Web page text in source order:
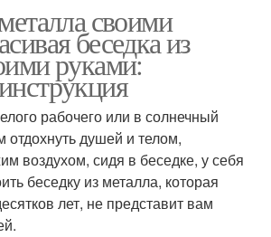
своими
беседка из
руками:
рабочего или в солнечный
отдохнуть душей и телом,
воздухом, сидя в беседке, у себя
беседку из металла, которая
лет, не представит вам